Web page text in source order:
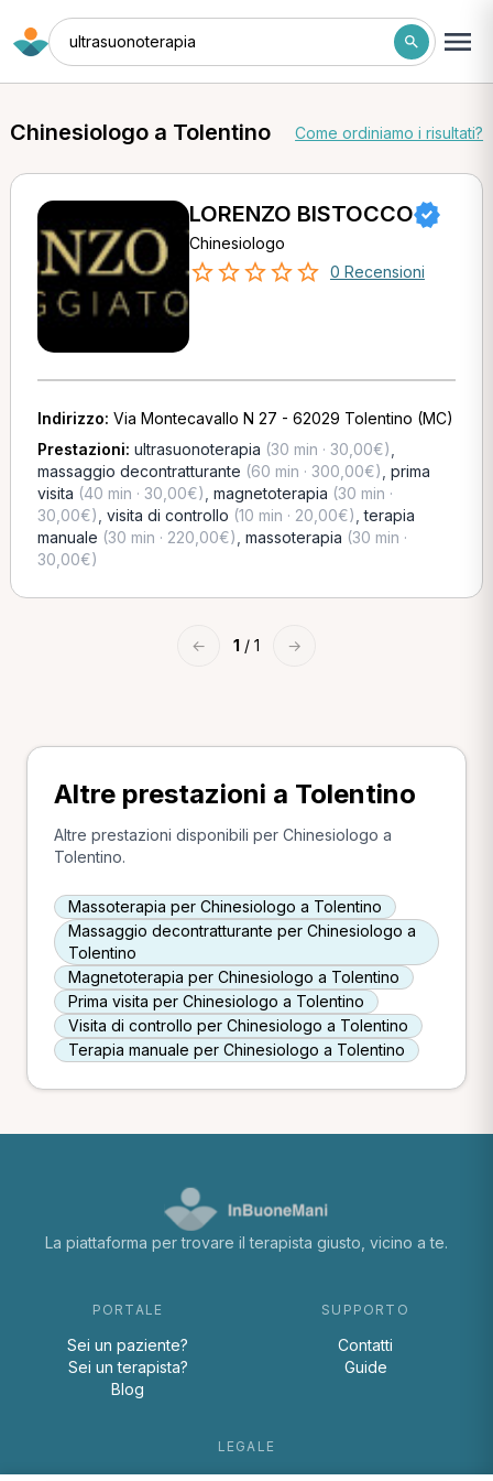
ultrasuonoterapia
Chinesiologo a Tolentino Come ordiniamo i risultati?
LORENZO BISTOCCO
Chinesiologo
0 Recensioni
Indirizzo: Via Montecavallo N 27 - 62029 Tolentino (MC)
Prestazioni: ultrasuonoterapia (30 min · 30,00€)
massaggio decontratturante (60 min · 300,00€) prima
visita (40 min · 30,00€) magnetoterapia (30 min ·
30,00€) visita di controllo (10 min · 20,00€) ,terapia
manuale (30 min · 220,00€) massoterapia (30 min ·
30,00€)
← 1 / 1 →
Altre prestazioni a Tolentino
Altre prestazioni disponibili per Chinesiologo a
Tolentino.
Massoterapia per Chinesiologo a Tolentino
Massaggio decontratturante per Chinesiologo a
Tolentino
Magnetoterapia per Chinesiologo a Tolentino
Prima visita per Chinesiologo a Tolentino
Visita di controllo per Chinesiologo a Tolentino
Terapia manuale per Chinesiologo a Tolentino
La piattaforma per trovare il terapista giusto, vicino a te.
PORTALE
Sei un paziente?
Sei un terapista?
Blog
SUPPORTO
Contatti
Guide
LEGALE